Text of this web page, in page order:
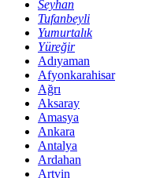
Seyhan
Tufanbeyli
Yumurtalık
Yüreğir
Adıyaman
Afyonkarahisar
Ağrı
Aksaray
Amasya
Ankara
Antalya
Ardahan
Artvin